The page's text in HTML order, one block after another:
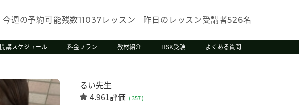
今週の予約可能残数11037 レッスン 昨日のレッスン受講者526名
開講スケジュール 料金プラン 教材紹介 HSK受験 よくある質問
るい先生
4.961評価 (357)